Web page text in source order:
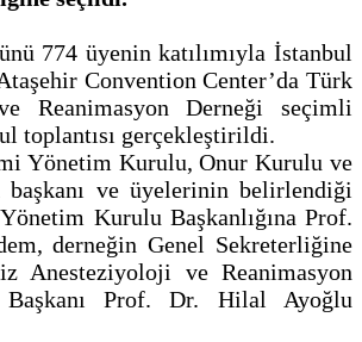
774 üyenin katılımıyla İstanbul
Convention Center’da Türk
Reanimasyon Derneği seçimli
toplantısı gerçekleştirildi.
Yönetim Kurulu, Onur Kurulu ve
ve üyelerinin belirlendiği
Kurulu Başkanlığına Prof.
derneğin Genel Sekreterliğine
Anesteziyoloji ve Reanimasyon
Prof. Dr. Hilal Ayoğlu